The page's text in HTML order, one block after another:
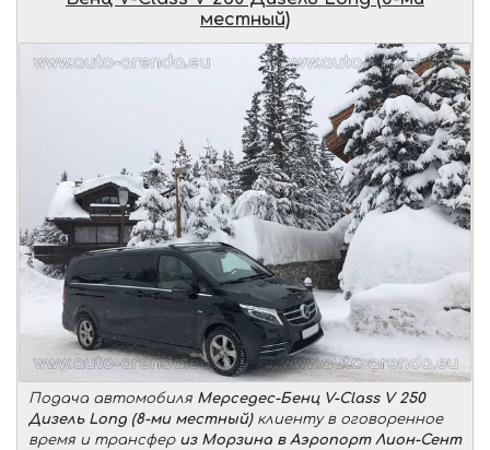
местный)
Подача автомобиля Мерседес-Бенц V-Class V 250
Дизель Long (8-ми местный)клиенту в оговоренное
время и трансфер из Морзина в Аэропорт Лион-Сент